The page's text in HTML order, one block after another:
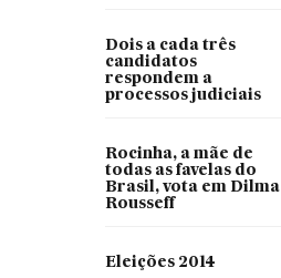
Dois a cada três
candidatos
respondem a
processos judiciais
Rocinha, a mãe de
todas as favelas do
Brasil, vota em Dilma
Rousseff
Eleições 2014